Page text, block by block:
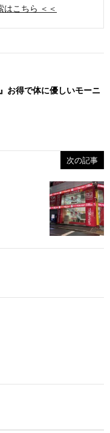
はこちら ＜＜
お得で体に優しいモーニ
次の記事